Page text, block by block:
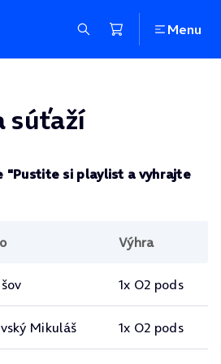
Menu
súťaží
"Pustite si playlist a vyhrajte
Výhra
1x O2 pods
Mikuláš 1x O2 pods